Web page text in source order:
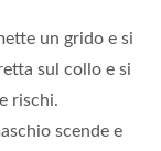
un grido e si
sul collo e si
rischi.
scende e